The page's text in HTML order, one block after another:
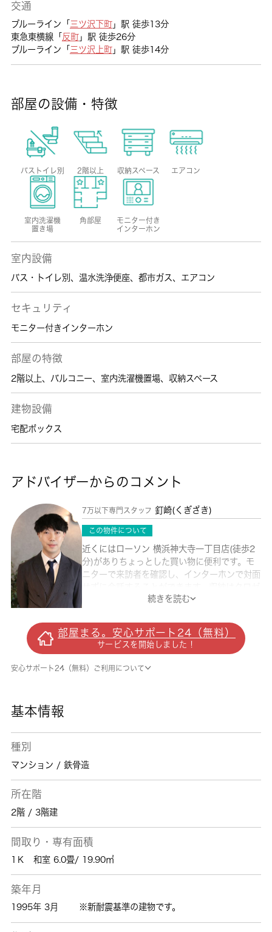
交通
ブルーライン「 三ツ沢下町」駅 徒歩13分
東急東横線「 反町」駅 徒歩26分
ブルーライン「 三ツ沢上町」駅 徒歩14分
部屋の設備・特徴
バストイレ別 2階以上 収納スペース エアコン
室内洗濯機
置き場
角部屋
モニター付き
インターホン
室内設備
バス・トイレ別 、 温水洗浄便座、 都市ガス、 エアコン
セキュリティ
モニター付きインターホン
部屋の特徴
2階以上、 バルコニー、 室内洗濯機置場、 収納スペース
建物設備
宅配ボックス
アドバイザーからのコメント
7万以下専門スタッフ 釘崎(くぎざき)
この物件について
近くにはローソン 横浜神大寺一丁目店(徒歩2
分)がありちょっとした買い物に便利です。モ
ニターで来訪者を確認し、インターホンで対面
ット・シューズボックスなど豊富なので、衣類
はエアコン・バストイレ別などが揃っているの
で、快適に過ごしやすいお部屋になります。こ
ちらのマンションの家賃は5.1万です。角部屋
の物件です。快適で楽しい毎日を送りましょ
続きを読む
部屋まる。安心サポート24（無料）
サービスを開始しました！
安心サポート24（無料）ご利用について
基本情報
種別
マンション / 鉄骨造
所在階
2階 / 3階建
間取り・専有面積
1Ｋ 和室 6.0畳/ 19.90㎡
築年月
1995年 3月 ※新耐震基準の建物です。